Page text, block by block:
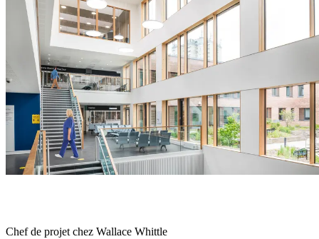
Chef de projet chez Wallace Whittle